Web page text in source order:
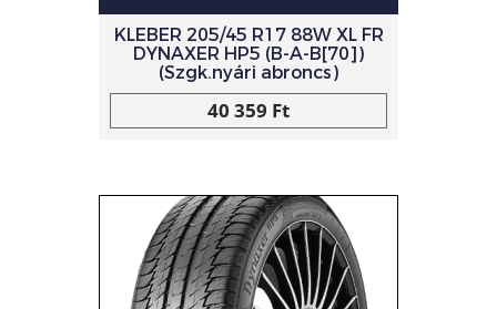
KLEBER 205/45 R17 88W XL FR
DYNAXER HP5 (B-A-B[70])
(Szgk.nyári abroncs)
40 359 Ft